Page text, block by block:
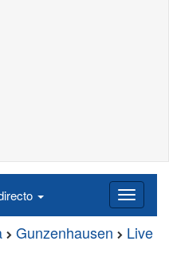
Gunzenhausen Live